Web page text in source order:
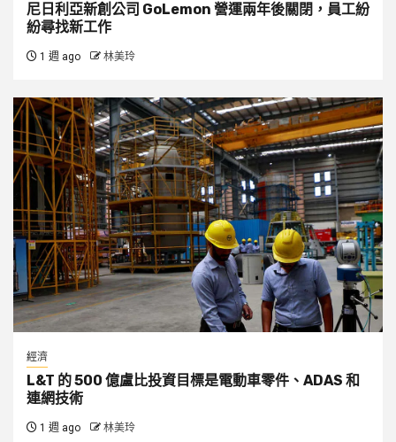
尼日利亞新創公司 GoLemon 營運兩年後關閉，員工紛
紛尋找新工作
1 週 ago 林美玲
經濟
L&T 的 500 億盧比投資目標是電動車零件、ADAS 和
連網技術
1 週 ago 林美玲